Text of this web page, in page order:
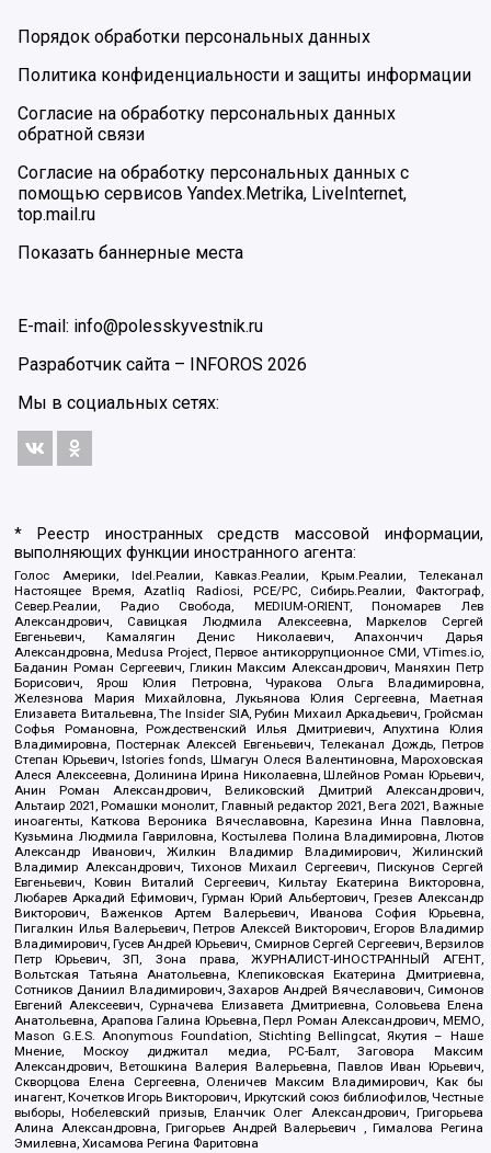
Порядок обработки персональных данных
Политика конфиденциальности и защиты информации
Согласие на обработку персональных данных
обратной связи
Согласие на обработку персональных данных с
помощью сервисов Yandex.Metrika, LiveInternet,
top.mail.ru
Показать баннерные места
E-mail: info@polesskyvestnik.ru
Разработчик сайта – INFOROS 2026
Мы в социальных сетях:
* Реестр иностранных средств массовой информации,
выполняющих функции иностранного агента:
Голос Америки, Idel.Реалии, Кавказ.Реалии, Крым.Реалии, Телеканал
Настоящее Время, Azatliq Radiosi, PCE/PC, Сибирь.Реалии, Фактограф,
Север.Реалии, Радио Свобода, MEDIUM-ORIENT, Пономарев Лев
Александрович, Савицкая Людмила Алексеевна, Маркелов Сергей
Евгеньевич, Камалягин Денис Николаевич, Апахончич Дарья
Александровна, Medusa Project, Первое антикоррупционное СМИ, VTimes.io,
Баданин Роман Сергеевич, Гликин Максим Александрович, Маняхин Петр
Борисович, Ярош Юлия Петровна, Чуракова Ольга Владимировна,
Железнова Мария Михайловна, Лукьянова Юлия Сергеевна, Маетная
Елизавета Витальевна, The Insider SIA, Рубин Михаил Аркадьевич, Гройсман
Софья Романовна, Рождественский Илья Дмитриевич, Апухтина Юлия
Владимировна, Постернак Алексей Евгеньевич, Телеканал Дождь, Петров
Степан Юрьевич, Istories fonds, Шмагун Олеся Валентиновна, Мароховская
Алеся Алексеевна, Долинина Ирина Николаевна, Шлейнов Роман Юрьевич,
Анин Роман Александрович, Великовский Дмитрий Александрович,
Альтаир 2021, Ромашки монолит, Главный редактор 2021, Вега 2021, Важные
иноагенты, Каткова Вероника Вячеславовна, Карезина Инна Павловна,
Кузьмина Людмила Гавриловна, Костылева Полина Владимировна, Лютов
Александр Иванович, Жилкин Владимир Владимирович, Жилинский
Владимир Александрович, Тихонов Михаил Сергеевич, Пискунов Сергей
Евгеньевич, Ковин Виталий Сергеевич, Кильтау Екатерина Викторовна,
Любарев Аркадий Ефимович, Гурман Юрий Альбертович, Грезев Александр
Викторович, Важенков Артем Валерьевич, Иванова София Юрьевна,
Пигалкин Илья Валерьевич, Петров Алексей Викторович, Егоров Владимир
Владимирович, Гусев Андрей Юрьевич, Смирнов Сергей Сергеевич, Верзилов
Петр Юрьевич, ЗП, Зона права, ЖУРНАЛИСТ-ИНОСТРАННЫЙ АГЕНТ,
Вольтская Татьяна Анатольевна, Клепиковская Екатерина Дмитриевна,
Сотников Даниил Владимирович, Захаров Андрей Вячеславович, Симонов
Евгений Алексеевич, Сурначева Елизавета Дмитриевна, Соловьева Елена
Анатольевна, Арапова Галина Юрьевна, Перл Роман Александрович, МЕМО,
Mason G.E.S. Anonymous Foundation, Stichting Bellingcat, Якутия – Наше
Мнение, Москоу диджитал медиа, РС-Балт, Заговора Максим
Александрович, Ветошкина Валерия Валерьевна, Павлов Иван Юрьевич,
Скворцова Елена Сергеевна, Оленичев Максим Владимирович, Как бы
инагент, Кочетков Игорь Викторович, Иркутский союз библиофилов, Честные
выборы, Нобелевский призыв, Еланчик Олег Александрович, Григорьева
Алина Александровна, Григорьев Андрей Валерьевич , Гималова Регина
Эмилевна, Хисамова Регина Фаритовна